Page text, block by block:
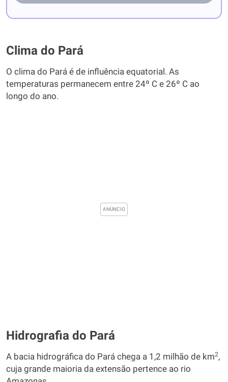
Clima do Pará
O clima do Pará é de influência equatorial. As
temperaturas permanecem entre 24º C e 26º C ao
longo do ano.
Hidrografia do Pará
A bacia hidrográfica do Pará chega a 1,2 milhão de km2,
cuja grande maioria da extensão pertence ao rio